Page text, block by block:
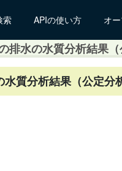
索 APIの使い方 オ
水の水質分析結果
質分析結果（公定分